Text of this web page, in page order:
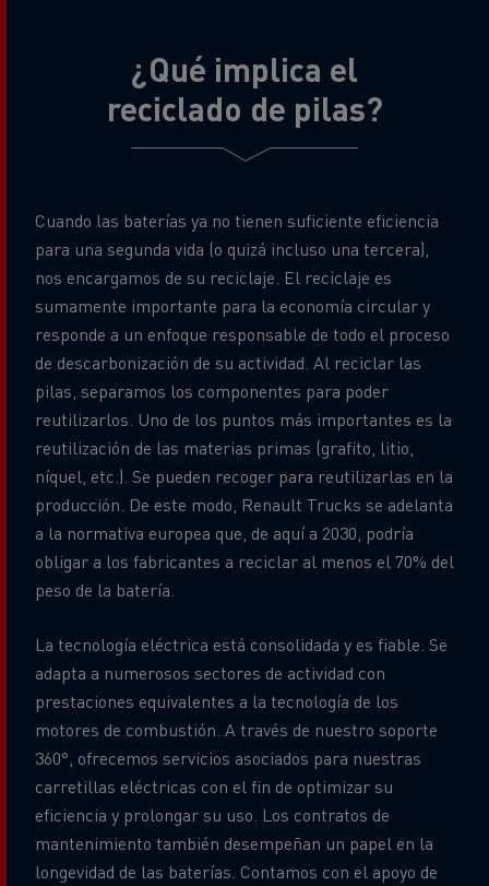
¿Qué implica el
reciclado de pilas?
Cuando las baterías ya no tienen suficiente eficiencia
para una segunda vida (o quizá incluso una tercera),
nos encargamos de su reciclaje. El reciclaje es
sumamente importante para la economía circular y
responde a un enfoque responsable de todo el proceso
de descarbonización de su actividad. Al reciclar las
pilas, separamos los componentes para poder
reutilizarlos. Uno de los puntos más importantes es la
reutilización de las materias primas (grafito, litio,
níquel, etc.). Se pueden recoger para reutilizarlas en la
producción. De este modo, Renault Trucks se adelanta
a la normativa europea que, de aquí a 2030, podría
obligar a los fabricantes a reciclar al menos el 70% del
peso de la batería.
La tecnología eléctrica está consolidada y es fiable. Se
adapta a numerosos sectores de actividad con
prestaciones equivalentes a la tecnología de los
motores de combustión. A través de nuestro soporte
360°, ofrecemos servicios asociados para nuestras
carretillas eléctricas con el fin de optimizar su
eficiencia y prolongar su uso. Los contratos de
mantenimiento también desempeñan un papel en la
longevidad de las baterías. Contamos con el apoyo de